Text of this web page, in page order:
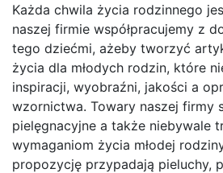
Każda chwila życia rodzinnego
naszej firmie współpracujemy z
tego dziećmi, ażeby tworzyć
życia dla młodych rodzin, które
inspiracji, wyobraźni, jakości a
wzornictwa. Towary naszej firmy
pielęgnacyjne a także niebywale
wymaganiom życia młodej
propozycję przypadają pieluchy,